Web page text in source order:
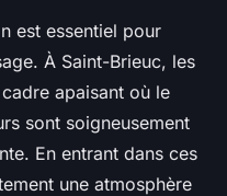
est essentiel pour
À Saint-Brieuc, les
apaisant où le
sont soigneusement
En entrant dans ces
une atmosphère